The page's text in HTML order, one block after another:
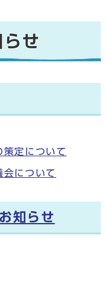
せ
策定について
について
知らせ